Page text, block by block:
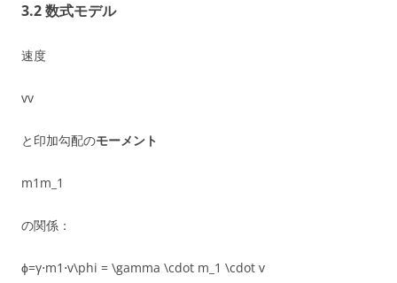
3.2 数式モデル
速度
vv
と印加勾配のモーメント
m1m_1
の関係：
ϕ=γ⋅m1⋅v\phi = \gamma \cdot m_1 \cdot v